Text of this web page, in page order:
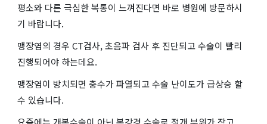
평소와 다른 극심한 복통이 느껴진다면 바로 병원에 방문하시
기 바랍니다.
맹장염의 경우 CT검사, 초음파 검사 후 진단되고 수술이 빨리
진행되어야 하는데요.
맹장염이 방치되면 충수가 파열되고 수술 난이도가 급상승 할
수 있습니다.